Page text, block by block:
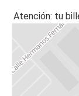
Atención: tu